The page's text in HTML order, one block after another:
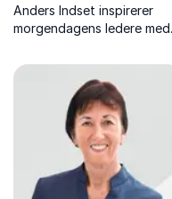
Anders Indset inspirerer
morgendagens ledere med
perspektiv på økonomi og